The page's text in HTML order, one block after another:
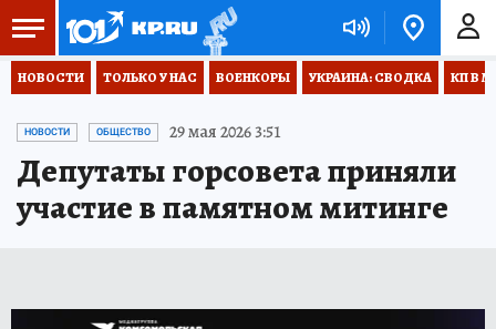
НОВОСТИ ТОЛЬКО У НАС ВОЕНКОРЫ УКРАИНА: СВОДКА КП В
НОВОСТИ ОБЩЕСТВО 29 мая 2026 3:51
Депутаты горсовета приняли
участие в памятном митинге